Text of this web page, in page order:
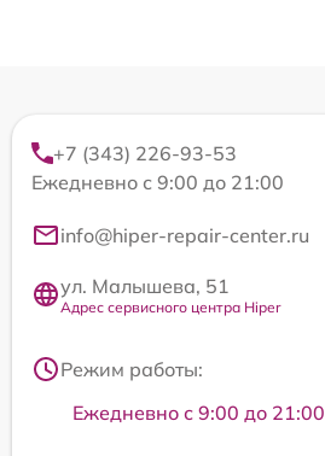
+7 (343) 226-93-53
Ежедневно с 9:00 до 21:00
info@hiper-repair-center.ru
ул. Малышева, 51
Адрес сервисного центра Hiper
Режим работы:
Ежедневно с 9:00 до 21:00